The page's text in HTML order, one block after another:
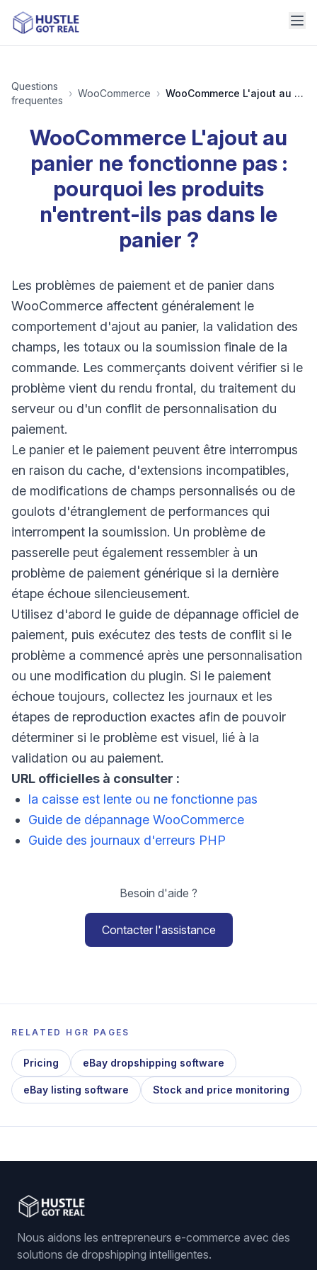
Questions
frequentes
› WooCommerce › WooCommerce L'ajout au panier ne fonctionne pas : pourquoi les produits n'entrent-ils pas dans le panier ?
WooCommerce L'ajout au
panier ne fonctionne pas :
pourquoi les produits
n'entrent-ils pas dans le
panier ?
Les problèmes de paiement et de panier dans
WooCommerce affectent généralement le
comportement d'ajout au panier, la validation des
champs, les totaux ou la soumission finale de la
commande. Les commerçants doivent vérifier si le
problème vient du rendu frontal, du traitement du
serveur ou d'un conflit de personnalisation du
paiement.
Le panier et le paiement peuvent être interrompus
en raison du cache, d'extensions incompatibles,
de modifications de champs personnalisés ou de
goulots d'étranglement de performances qui
interrompent la soumission. Un problème de
passerelle peut également ressembler à un
problème de paiement générique si la dernière
étape échoue silencieusement.
Utilisez d'abord le guide de dépannage officiel de
paiement, puis exécutez des tests de conflit si le
problème a commencé après une personnalisation
ou une modification du plugin. Si le paiement
échoue toujours, collectez les journaux et les
étapes de reproduction exactes afin de pouvoir
déterminer si le problème est visuel, lié à la
validation ou au paiement.
URL officielles à consulter :
la caisse est lente ou ne fonctionne pas
Guide de dépannage WooCommerce
Guide des journaux d'erreurs PHP
Besoin d'aide ?
Contacter l'assistance
RELATED HGR PAGES
Pricing eBay dropshipping software
eBay listing software Stock and price monitoring
Nous aidons les entrepreneurs e-commerce avec des
solutions de dropshipping intelligentes.